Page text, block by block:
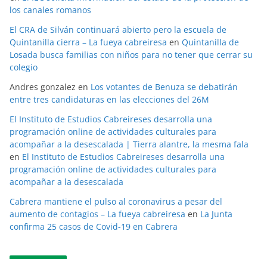
los canales romanos
El CRA de Silván continuará abierto pero la escuela de
Quintanilla cierra – La fueya cabreiresa en Quintanilla de
Losada busca familias con niños para no tener que cerrar su
colegio
Andres gonzalez en Los votantes de Benuza se debatirán
entre tres candidaturas en las elecciones del 26M
El Instituto de Estudios Cabreireses desarrolla una
programación online de actividades culturales para
acompañar a la desescalada | Tierra alantre, la mesma fala
en El Instituto de Estudios Cabreireses desarrolla una
programación online de actividades culturales para
acompañar a la desescalada
Cabrera mantiene el pulso al coronavirus a pesar del
aumento de contagios – La fueya cabreiresa en La Junta
confirma 25 casos de Covid-19 en Cabrera